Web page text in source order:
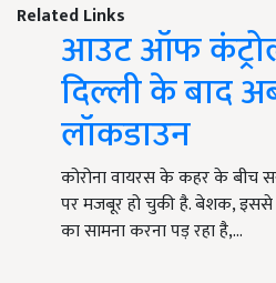
Related Links
आउट ऑफ
दिल्ली के बाद
लॉकडाउन
कोरोना वायरस के कहर के
पर मजबूर हो चुकी है. बेशक,
का सामना करना पड़ रहा है,…